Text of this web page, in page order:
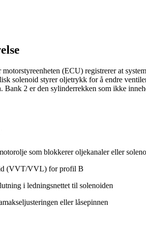
motorstyreenheten (ECU) registrerer at
solenoid styrer oljetrykk for å endre
Bank 2 er den sylinderrekken som ikke
som blokkerer oljekanaler eller
(VVT/VVL) for profil B
i ledningsnettet til solenoiden
eller låsepinnen